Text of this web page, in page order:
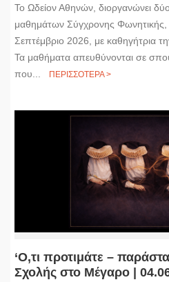
Το Ωδείον Αθηνών, διοργανώνει
μαθημάτων Σύγχρονης Φωνητικής,
Σεπτέμβριο 2026, με καθηγήτρια
Τα μαθήματα απευθύνονται σε
που...
ΠΕΡΙΣΣΟΤΕΡΑ >
‘Ο,τι προτιμάτε –
Σχολής στο Μέγαρο |